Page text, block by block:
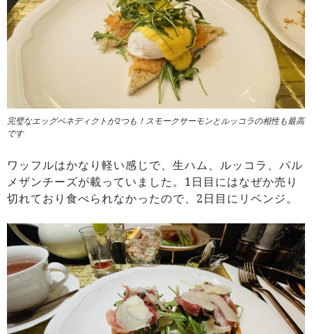
完璧なエッグベネディクトが2つも！スモークサーモンとルッコラの相性も最高
です
ワッフルはかなり軽い感じで、生ハム、ルッコラ、パル
メザンチーズが載っていました。1日目にはなぜか売り
切れており食べられなかったので、2日目にリベンジ。